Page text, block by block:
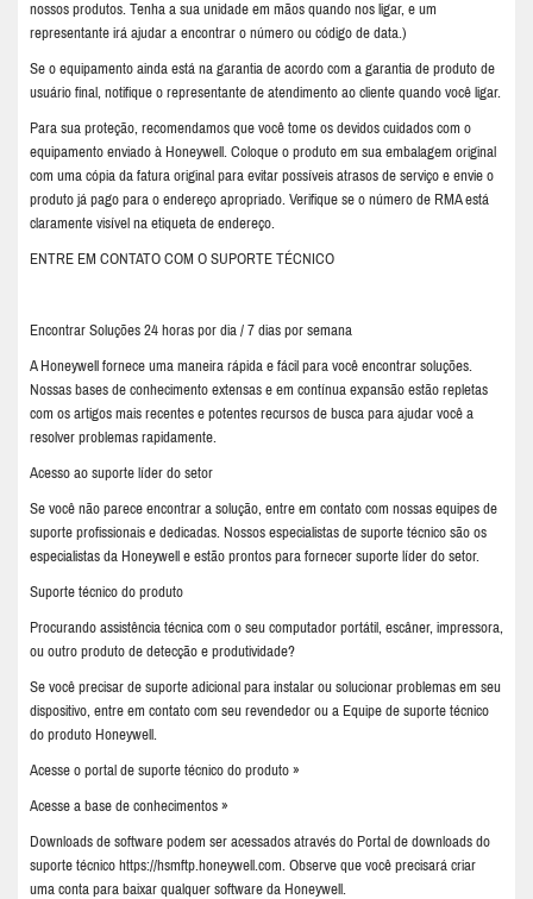
nossos produtos. Tenha a sua unidade em mãos quando nos ligar, e um
representante irá ajudar a encontrar o número ou código de data.)
Se o equipamento ainda está na garantia de acordo com a garantia de produto de
usuário final, notifique o representante de atendimento ao cliente quando você ligar.
Para sua proteção, recomendamos que você tome os devidos cuidados com o
equipamento enviado à Honeywell. Coloque o produto em sua embalagem original
com uma cópia da fatura original para evitar possíveis atrasos de serviço e envie o
produto já pago para o endereço apropriado. Verifique se o número de RMA está
claramente visível na etiqueta de endereço.
ENTRE EM CONTATO COM O SUPORTE TÉCNICO
Encontrar Soluções 24 horas por dia / 7 dias por semana
A Honeywell fornece uma maneira rápida e fácil para você encontrar soluções.
Nossas bases de conhecimento extensas e em contínua expansão estão repletas
com os artigos mais recentes e potentes recursos de busca para ajudar você a
resolver problemas rapidamente.
Acesso ao suporte líder do setor
Se você não parece encontrar a solução, entre em contato com nossas equipes de
suporte profissionais e dedicadas. Nossos especialistas de suporte técnico são os
especialistas da Honeywell e estão prontos para fornecer suporte líder do setor.
Suporte técnico do produto
Procurando assistência técnica com o seu computador portátil, escâner, impressora,
ou outro produto de detecção e produtividade?
Se você precisar de suporte adicional para instalar ou solucionar problemas em seu
dispositivo, entre em contato com seu revendedor ou a Equipe de suporte técnico
do produto Honeywell.
Acesse o portal de suporte técnico do produto »
Acesse a base de conhecimentos »
Downloads de software podem ser acessados através do Portal de downloads do
suporte técnico https://hsmftp.honeywell.com. Observe que você precisará criar
uma conta para baixar qualquer software da Honeywell.